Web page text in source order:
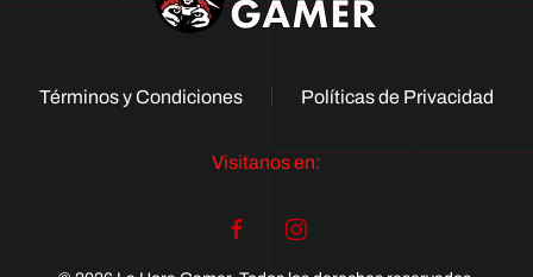
Términos y Condiciones Políticas de Privacidad
Visitanos en: